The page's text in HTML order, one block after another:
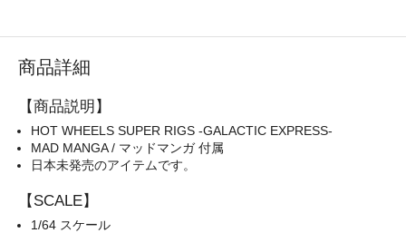
商品詳細
【商品説明】
HOT WHEELS SUPER RIGS -GALACTIC EXPRESS-
MAD MANGA / マッドマンガ 付属
日本未発売のアイテムです。
【SCALE】
1/64 スケール